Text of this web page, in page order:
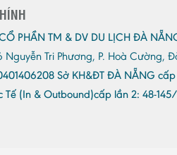
PHẦN TM & DV DU LỊCH ĐÀ
Nguyễn Tri Phương, P. Hoà Cường,
Sở KH&ĐT ĐÀ NẴNG
Tế (In & Outbound)cấp lần 2: 48-